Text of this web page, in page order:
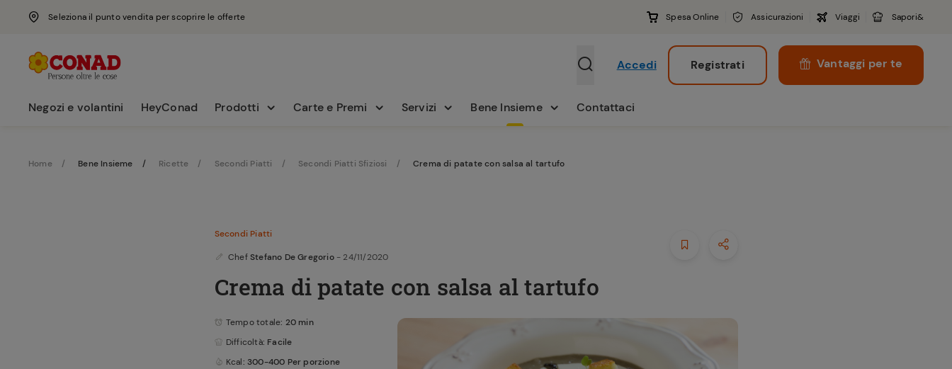
Seleziona il punto vendita per scoprire le offerte Spesa Online Assicurazioni Viaggi Sapori&
Accedi Registrati Vantaggi per te
Negozi e volantini HeyConad Prodotti Carte e Premi Servizi Bene Insieme Contattaci
Home Bene Insieme Ricette Secondi Piatti Secondi Piatti Sfiziosi Crema di patate con salsa al tartufo
Secondi Piatti
Chef Stefano De Gregorio - 24/11/2020
Crema di patate con salsa al tartufo
Tempo totale: 20 min
Difficoltà: Facile
Kcal: 300-400 Per porzione